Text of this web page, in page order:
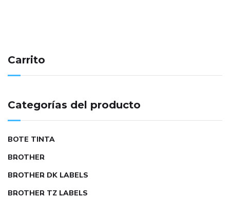
Carrito
Categorías del producto
BOTE TINTA
BROTHER
BROTHER DK LABELS
BROTHER TZ LABELS